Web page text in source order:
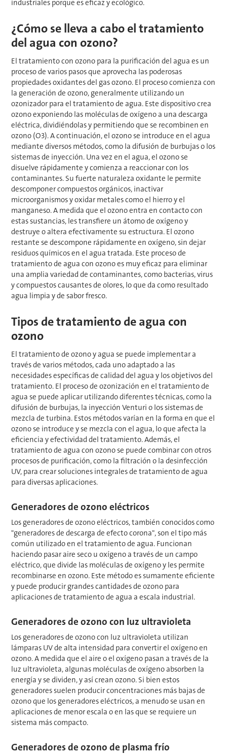
industriales porque es eficaz y ecológico.
¿Cómo se lleva a cabo el tratamiento
del agua con ozono?
El tratamiento con ozono para la purificación del agua es un
proceso de varios pasos que aprovecha las poderosas
propiedades oxidantes del gas ozono. El proceso comienza con
la generación de ozono, generalmente utilizando un
ozonizador para el tratamiento de agua. Este dispositivo crea
ozono exponiendo las moléculas de oxígeno a una descarga
eléctrica, dividiéndolas y permitiendo que se recombinen en
ozono (O3). A continuación, el ozono se introduce en el agua
mediante diversos métodos, como la difusión de burbujas o los
sistemas de inyección. Una vez en el agua, el ozono se
disuelve rápidamente y comienza a reaccionar con los
contaminantes. Su fuerte naturaleza oxidante le permite
descomponer compuestos orgánicos, inactivar
microorganismos y oxidar metales como el hierro y el
manganeso. A medida que el ozono entra en contacto con
estas sustancias, les transfiere un átomo de oxígeno y
destruye o altera efectivamente su estructura. El ozono
restante se descompone rápidamente en oxígeno, sin dejar
residuos químicos en el agua tratada. Este proceso de
tratamiento de agua con ozono es muy eficaz para eliminar
una amplia variedad de contaminantes, como bacterias, virus
y compuestos causantes de olores, lo que da como resultado
agua limpia y de sabor fresco.
Tipos de tratamiento de agua con
ozono
El tratamiento de ozono y agua se puede implementar a
través de varios métodos, cada uno adaptado a las
necesidades específicas de calidad del agua y los objetivos del
tratamiento. El proceso de ozonización en el tratamiento de
agua se puede aplicar utilizando diferentes técnicas, como la
difusión de burbujas, la inyección Venturi o los sistemas de
mezcla de turbina. Estos métodos varían en la forma en que el
ozono se introduce y se mezcla con el agua, lo que afecta la
eficiencia y efectividad del tratamiento. Además, el
tratamiento de agua con ozono se puede combinar con otros
procesos de purificación, como la filtración o la desinfección
UV, para crear soluciones integrales de tratamiento de agua
para diversas aplicaciones.
Generadores de ozono eléctricos
Los generadores de ozono eléctricos, también conocidos como
"generadores de descarga de efecto corona", son el tipo más
común utilizado en el tratamiento de agua. Funcionan
haciendo pasar aire seco u oxígeno a través de un campo
eléctrico, que divide las moléculas de oxígeno y les permite
recombinarse en ozono. Este método es sumamente eficiente
y puede producir grandes cantidades de ozono para
aplicaciones de tratamiento de agua a escala industrial.
Generadores de ozono con luz ultravioleta
Los generadores de ozono con luz ultravioleta utilizan
lámparas UV de alta intensidad para convertir el oxígeno en
ozono. A medida que el aire o el oxígeno pasan a través de la
luz ultravioleta, algunas moléculas de oxígeno absorben la
energía y se dividen, y así crean ozono. Si bien estos
generadores suelen producir concentraciones más bajas de
ozono que los generadores eléctricos, a menudo se usan en
aplicaciones de menor escala o en las que se requiere un
sistema más compacto.
Generadores de ozono de plasma frío